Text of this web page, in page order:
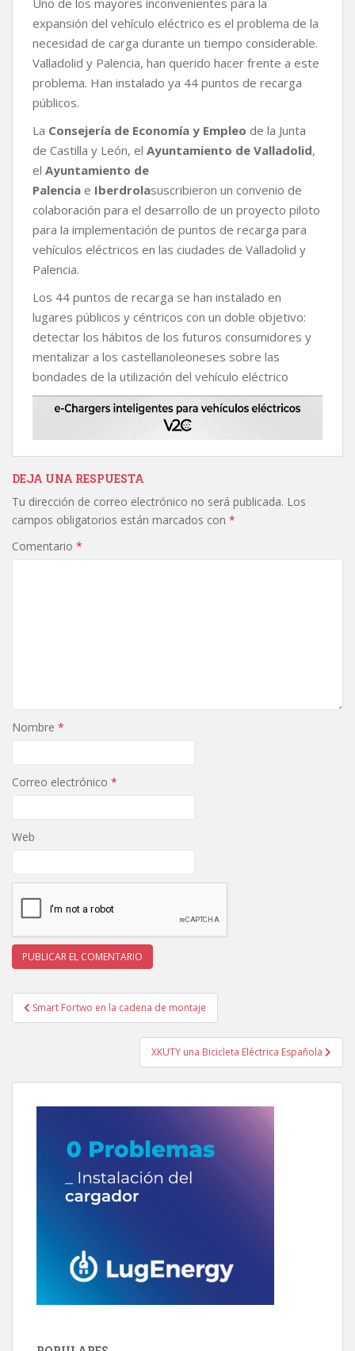
e
b
o
o
k
t
t
e
r
t
s
A
p
p
y
L
i
n
k
p
a
r
t
i
expansión del vehículo eléctrico es el problema de la
necesidad de carga durante un tiempo considerable.
Valladolid y Palencia, han querido hacer frente a este
problema. Han instalado ya 44 puntos de recarga
públicos.
La Consejería de Economía y Empleo de la Junta
de Castilla y León, el Ayuntamiento de Valladolid,
el Ayuntamiento de
Palencia e Iberdrolasuscribieron un convenio de
colaboración para el desarrollo de un proyecto piloto
para la implementación de puntos de recarga para
vehículos eléctricos en las ciudades de Valladolid y
Palencia.
Los 44 puntos de recarga se han instalado en
lugares públicos y céntricos con un doble objetivo:
detectar los hábitos de los futuros consumidores y
mentalizar a los castellanoleoneses sobre las
bondades de la utilización del vehículo eléctrico
DEJA UNA RESPUESTA
Tu dirección de correo electrónico no será publicada. Los
campos obligatorios están marcados con *
Comentario *
Nombre *
Correo electrónico *
Web
Navegación
de
Smart Fortwo en la cadena de montaje
XKUTY una Bicicleta Eléctrica Española